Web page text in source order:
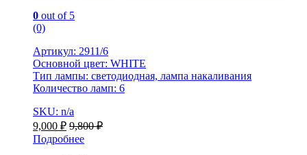
0 out of 5
(0)
Артикул: 2911/6
Основной цвет: WHITE
Тип лампы: светодиодная, лампа накаливания
Количество ламп: 6
SKU: n/a
9,000 ₽ 9,800₽
Подробнее